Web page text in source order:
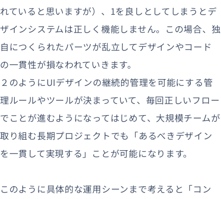
れていると思いますが）、1を良しとしてしまうとデ
ザインシステムは正しく機能しません。この場合、独
自につくられたパーツが乱立してデザインやコード
の一貫性が損なわれていきます。
２のようにUIデザインの継続的管理を可能にする管
理ルールやツールが決まっていて、毎回正しいフロー
でことが進むようになってはじめて、大規模チームが
取り組む長期プロジェクトでも「あるべきデザイン
を一貫して実現する」ことが可能になります。
このように具体的な運用シーンまで考えると「コン